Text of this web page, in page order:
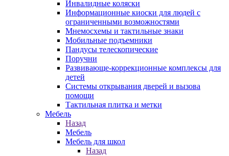
Инвалидные коляски
Информационные киоски для людей с
ограниченными возможностями
Мнемосхемы и тактильные знаки
Мобильные подъемники
Пандусы телескопические
Поручни
Развивающе-коррекционные комплексы для
детей
Системы открывания дверей и вызова
помощи
Тактильная плитка и метки
Мебель
Назад
Мебель
Мебель для школ
Назад